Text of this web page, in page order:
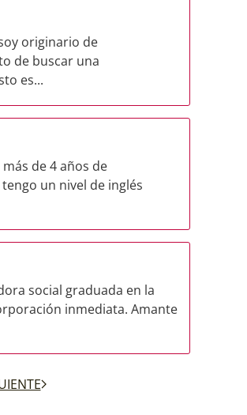
originario de
de buscar una
es...
de 4 años de
un nivel de inglés
social graduada en la
inmediata. Amante